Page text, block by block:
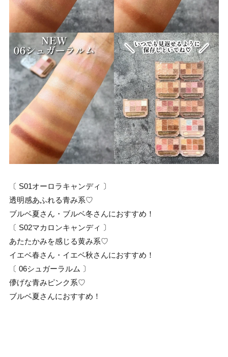
〔 S01オーロラキャンディ 〕
透明感あふれる青み系♡
ブルベ夏さん・ブルベ冬さんにおすすめ！
〔 S02マカロンキャンディ 〕
あたたかみを感じる黄み系♡
イエベ春さん・イエベ秋さんにおすすめ！
〔 06シュガーラルム 〕
儚げな青みピンク系♡
ブルベ夏さんにおすすめ！